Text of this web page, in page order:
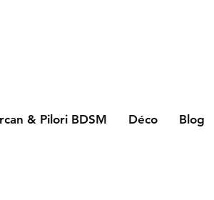
& Pilori BDSM Déco Blog